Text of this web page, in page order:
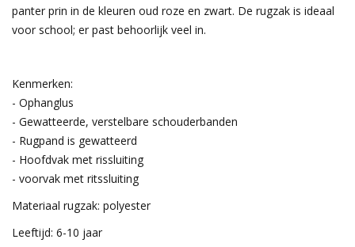
panter prin in de kleuren oud roze en zwart. De rugzak is ideaal
voor school; er past behoorlijk veel in.
Kenmerken:
- Ophanglus
- Gewatteerde, verstelbare schouderbanden
- Rugpand is gewatteerd
- Hoofdvak met rissluiting
- voorvak met ritssluiting
Materiaal rugzak: polyester
Leeftijd: 6-10 jaar